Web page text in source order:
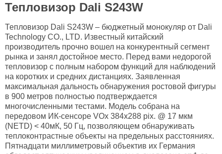
Тепловизор Dali S243W
Тепловизор Dali S243W – бюджетный монокуляр от Dali
Technology CO., LTD. Известный китайский
производитель прочно вошел на конкурентный сегмент
рынка и занял достойное место. Перед вами недорогой
тепловизор с полным набором функций для наблюдений
на коротких и средних дистанциях. Заявленная
максимальная дальность обнаружения ростовой фигуры
в 900 метров полностью подтверждается
многочисленными тестами. Модель собрана на
передовом ИК-сенсоре VOx 384x288 pix. @ 17 мкм
(NETD) < 40мК, 50 Гц, позволяющем обнаруживать
теплоконтрастные объекты на предельных расстояниях.
Пятнадцати миллиметровый объектив их Германия